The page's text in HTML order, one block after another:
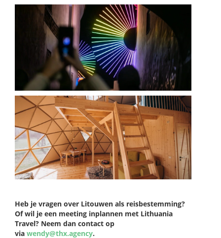
Heb je vragen over Litouwen als reisbestemming?
Of wil je een meeting inplannen met Lithuania
Travel? Neem dan contact op
via wendy@thx.agency.